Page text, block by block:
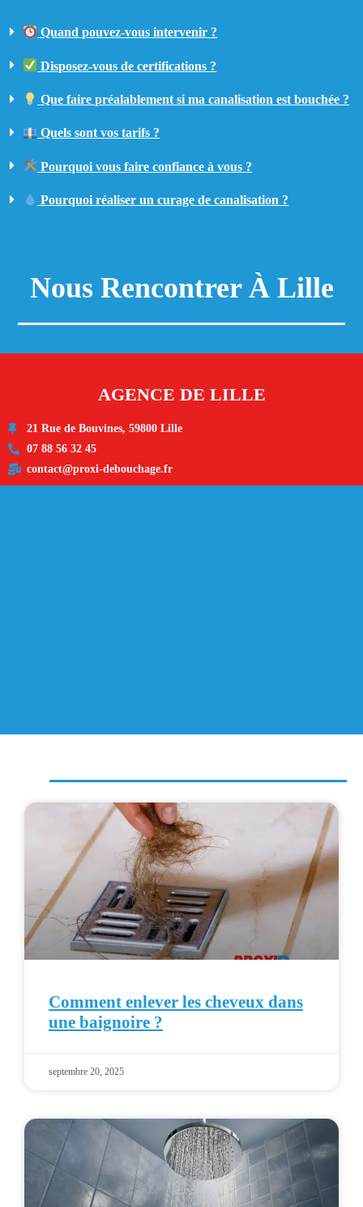
Quand pouvez-vous intervenir ?
Disposez-vous de certifications ?
Que faire préalablement si ma canalisation est bouchée ?
Quels sont vos tarifs ?
Pourquoi vous faire confiance à vous ?
Pourquoi réaliser un curage de canalisation ?
Nous Rencontrer À Lille
AGENCE DE LILLE
21 Rue de Bouvines, 59800 Lille
07 88 56 32 45
contact@proxi-debouchage.fr
Comment enlever les cheveux dans
une baignoire ?
septembre 20, 2025